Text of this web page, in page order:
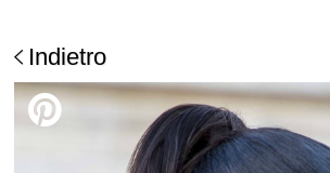
Indietro